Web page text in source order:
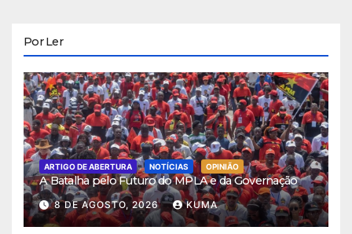
Por Ler
ARTIGO DE ABERTURA NOTÍCIAS OPINIÃO
A Batalha pelo Futuro do MPLA e da Governação
8 DE AGOSTO, 2026 KUMA